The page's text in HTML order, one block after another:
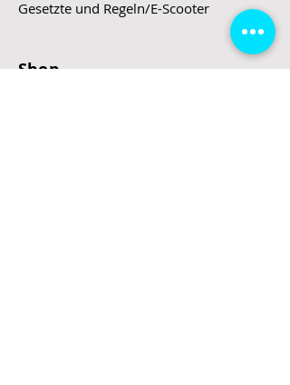
Gesetzte und Regeln/E-Scooter
Shop